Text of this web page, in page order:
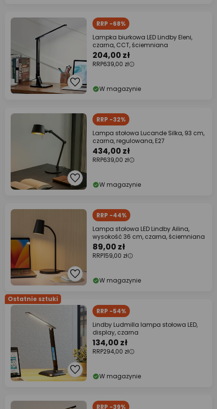
RRP -68%
Lampka biurkowa LED Lindby Eleni,
czarna, CCT, ściemniana
204,00 zł
RRP639,00 zł
W magazynie
RRP -32%
Lampa stołowa Lucande Silka, 93 cm,
czarna, regulowana, E27
434,00 zł
RRP639,00 zł
W magazynie
RRP -44%
Lampa stołowa LED Lindby Ailina,
wysokość 36 cm, czarna, ściemniana
89,00 zł
RRP159,00 zł
W magazynie
Ostatnie sztuki
RRP -54%
Lindby Ludmilla lampa stołowa LED,
display, czarna
134,00 zł
RRP294,00 zł
W magazynie
RRP -39%